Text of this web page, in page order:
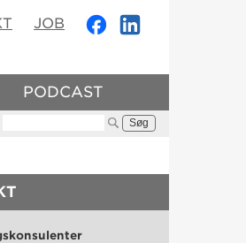
JOB
PODCAST